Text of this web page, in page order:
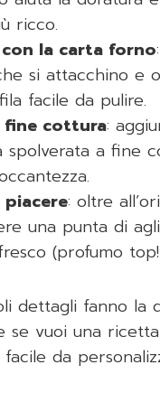
ricco.
la carta forno
si attacchino e
facile da pulire.
fine cottura:
spolverata a fine
: oltre
una punta di
(profumo
dettagli fanno la
se vuoi una
da